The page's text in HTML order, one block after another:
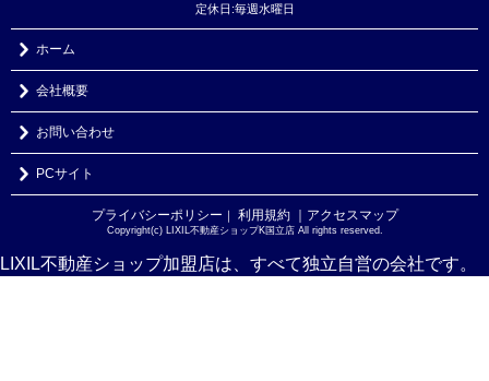
定休日:毎週水曜日
ホーム
会社概要
お問い合わせ
PCサイト
プライバシーポリシー ｜ 利用規約 ｜アクセスマップ
Copyright(c) LIXIL不動産ショップK国立店 All rights reserved.
LIXIL不動産ショップ加盟店は、すべて独立自営の会社です。